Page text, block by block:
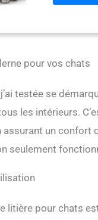
chat au
protégé.
pour les
besoin de
pour plus
avec notre
après-
pour vos chats
testée se
les intérieurs.
un
seulement
litière pour chats